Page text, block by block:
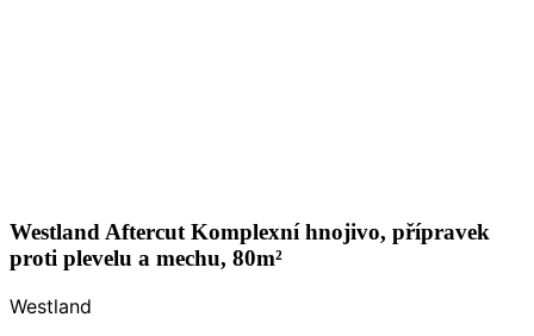
Westland Aftercut Komplexní hnojivo, přípravek
proti plevelu a mechu, 80m²
Westland